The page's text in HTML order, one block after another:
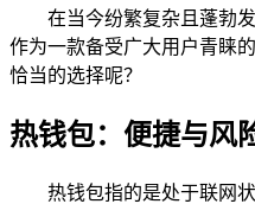
在当今纷繁复杂且蓬勃
作为一款备受广大用户青睐的
恰当的选择呢？
热钱包：便捷与风
热钱包指的是处于联网